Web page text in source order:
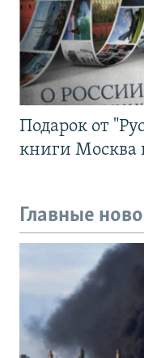
Подарок от
книги Москва
Главные